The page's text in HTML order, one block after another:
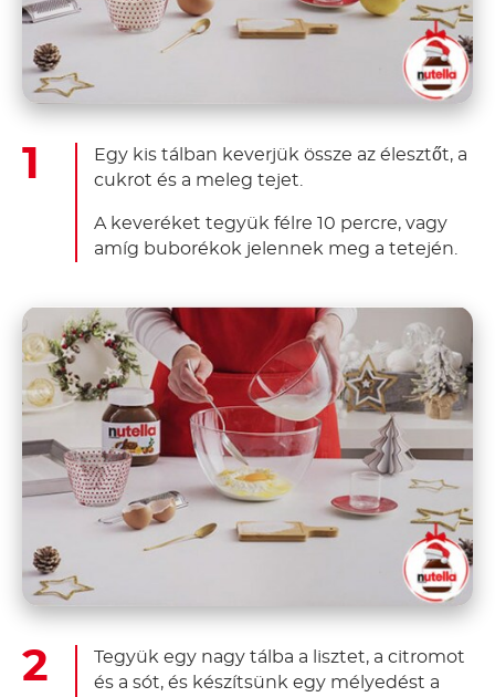
Egy kis tálban keverjük össze az élesztőt, a
cukrot és a meleg tejet.
A keveréket tegyük félre 10 percre, vagy
amíg buborékok jelennek meg a tetején.
Tegyük egy nagy tálba a lisztet, a citromot
és a sót, és készítsünk egy mélyedést a